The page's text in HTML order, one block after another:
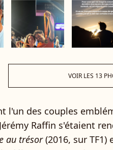
VOIR LES 13
l'un des couples
Raffin s'étaient
au trésor(2016, sur